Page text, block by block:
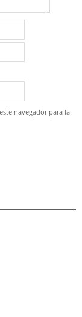
navegador para la